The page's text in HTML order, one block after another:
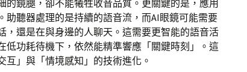
的鏡腿，卻不能犧牲收音品質。更關鍵的是，應用
助聽器處理的是持續的語音流，而AI眼鏡可能需要
，還是在與身邊的人聊天。這需要更智能的語音活
低功耗待機下，依然能精準響應「關鍵時刻」。這
互」與「情境感知」的技術進化。